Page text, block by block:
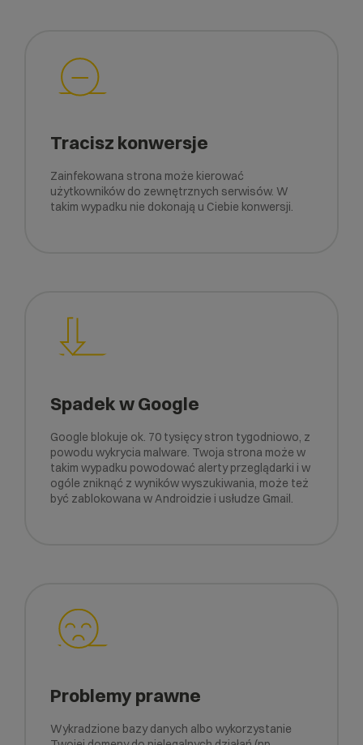
Tracisz konwersje
Zainfekowana strona może kierować
użytkowników do zewnętrznych serwisów. W
takim wypadku nie dokonają u Ciebie konwersji.
Spadek w Google
Google blokuje ok. 70 tysięcy stron tygodniowo, z
powodu wykrycia malware. Twoja strona może w
takim wypadku powodować alerty przeglądarki i w
ogóle zniknąć z wyników wyszukiwania, może też
być zablokowana w Androidzie i usłudze Gmail.
Problemy prawne
Wykradzione bazy danych albo wykorzystanie